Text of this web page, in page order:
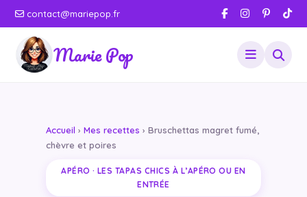
contact@mariepop.fr
Marie Pop
Accueil › Mes recettes › Bruschettas magret fumé,
chèvre et poires
APÉRO · LES TAPAS CHICS À L’APÉRO OU EN
ENTRÉE